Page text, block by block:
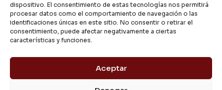
dispositivo. El consentimiento de estas tecnologías nos permitirá
procesar datos como el comportamiento de navegación o las
identificaciones únicas en este sitio. No consentir o retirar el
consentimiento, puede afectar negativamente a ciertas
características y funciones.
Aceptar